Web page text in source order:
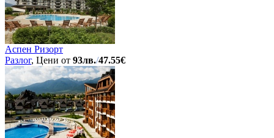
Аспен Ризорт
Разлог, Цени от 93лв./47.55€